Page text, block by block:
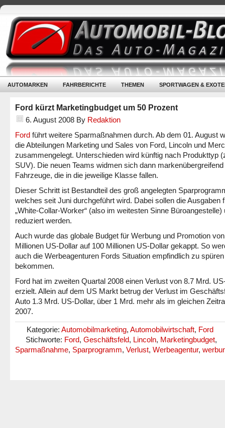
AUTOMARKEN FAHRBERICHTE THEMEN SPORTWAGEN &
Ford kürzt Marketingbudget um 50 Prozent
6. August 2008 By Redaktion
Ford führt weitere Sparmaßnahmen durch. Ab dem 01. August
die Abteilungen Marketing und Sales von Ford, Lincoln und
zusammengelegt. Unterschieden wird künftig nach Produkttyp
SUV). Die neuen Teams widmen sich dann
Fahrzeuge, die in die jeweilige Klasse fallen.
Dieser Schritt ist Bestandteil des groß angelegten
welches seit Juni durchgeführt wird. Dabei sollen die Ausgaben
„White-Collar-Worker“ (also im weitesten Sinne Büroangestelle)
reduziert werden.
Auch wurde das globale Budget für Werbung und Promotion
Millionen US-Dollar auf 100 Millionen US-Dollar gekappt. So
auch die Werbeagenturen Fords Situation empfindlich zu spüren
bekommen.
Ford hat im zweiten Quartal 2008 einen Verlust von 8.7 Mrd.
erzielt. Allein auf dem US Markt betrug der Verlust im
Auto 1.3 Mrd. US-Dollar, über 1 Mrd. mehr als im gleichen
2007.
Kategorie: Automobilmarketing, Automobilwirtschaft, Ford
Stichworte: Ford, Geschäftsfeld, Lincoln, Marketingbudget,
Sparmaßnahme, Sparprogramm, Verlust, Werbeagentur,